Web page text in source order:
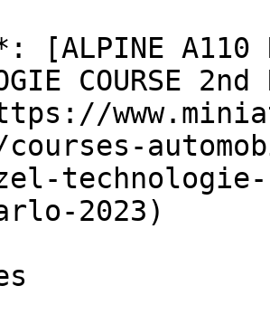
A110
COURSE 2nd
2023)